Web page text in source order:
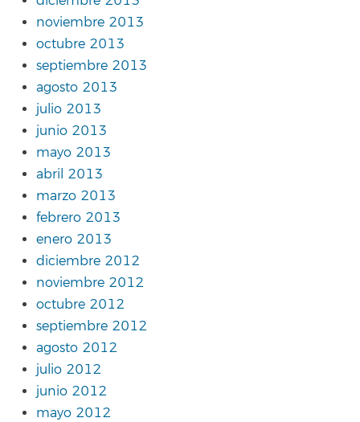
noviembre 2013
octubre 2013
septiembre 2013
agosto 2013
julio 2013
junio 2013
mayo 2013
abril 2013
marzo 2013
febrero 2013
enero 2013
diciembre 2012
noviembre 2012
octubre 2012
septiembre 2012
agosto 2012
julio 2012
junio 2012
mayo 2012